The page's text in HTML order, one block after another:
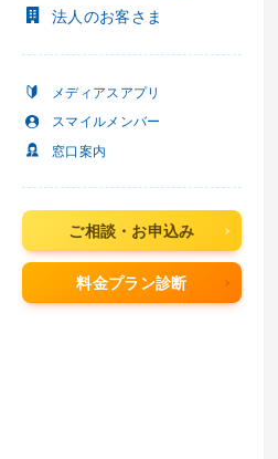
法人 のお客さま
メディアスアプリ
スマイルメンバー
窓口案内
ご相談・お申込み
料金プラン診断